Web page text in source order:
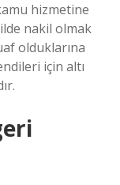
hizmetine
nakil olmak
olduklarına
için altı